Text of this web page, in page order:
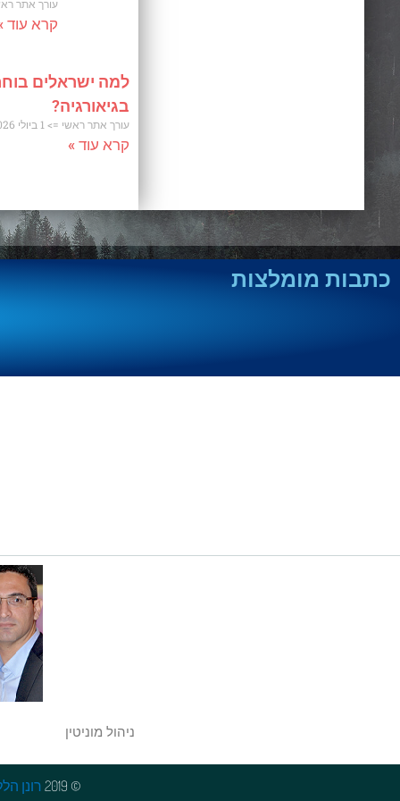
עורך אתר
קרא עוד
למה ישראלים
בגיאורגיה?
עורך אתר ראשי 1 ביולי 2026
קרא עוד »
כתבות מומלצות
ניהול מוניטין
© 2019 רונן